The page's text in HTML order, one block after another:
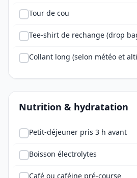
Tour de cou
Tee-shirt de rechange (drop
Collant long (selon météo et
Nutrition & hydratation
Petit-déjeuner pris 3 h avant
Boisson électrolytes
Café ou caféine pré-course